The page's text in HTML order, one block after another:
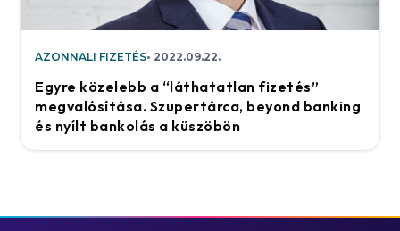
AZONNALI FIZETÉS 2022.09.22.
Egyre közelebb a “láthatatlan fizetés”
megvalósítása. Szupertárca, beyond banking
és nyílt bankolás a küszöbön